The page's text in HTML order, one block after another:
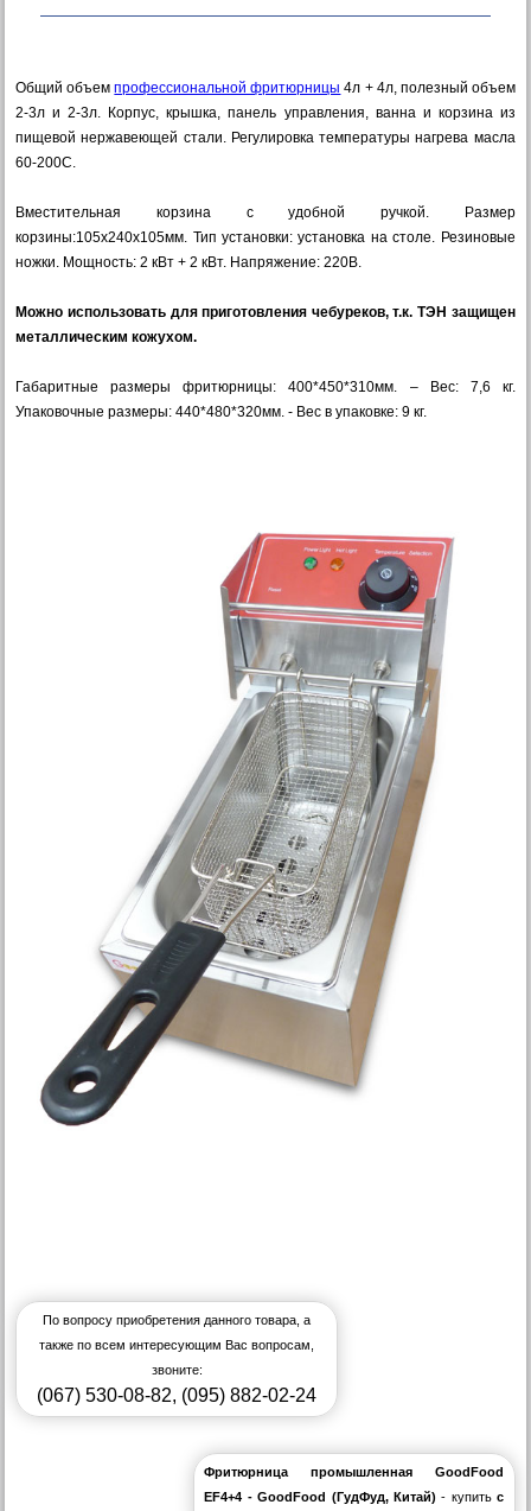
Общий объемпрофессиональной фритюрницы 4л + 4л, полезный объем
2-3л и 2-3л. Корпус, крышка, панель управления, ванна и корзина из
пищевой нержавеющей стали. Регулировка температуры нагрева масла
60-200С.
Вместительная корзина с удобной ручкой. Размер
корзины:105х240х105мм. Тип установки: установка на столе. Резиновые
ножки. Мощность: 2 кВт + 2 кВт. Напряжение: 220В.
Можно использовать для приготовления чебуреков, т.к. ТЭН защищен
металлическим кожухом.
Габаритные размеры фритюрницы: 400*450*310мм. – Вес: 7,6 кг.
Упаковочные размеры: 440*480*320мм. - Вес в упаковке: 9 кг.
По вопросу приобретения данного товара, а
также по всем интересующим Вас вопросам,
звоните:
(067) 530-08-82, (095) 882-02-24
Фритюрница промышленная GoodFood
EF4+4 - GoodFood (ГудФуд, Китай)- купитьс